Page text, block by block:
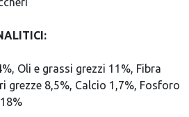
Oli e grassi grezzi 11%, Fibra
grezze 8,5%, Calcio 1,7%, Fosforo